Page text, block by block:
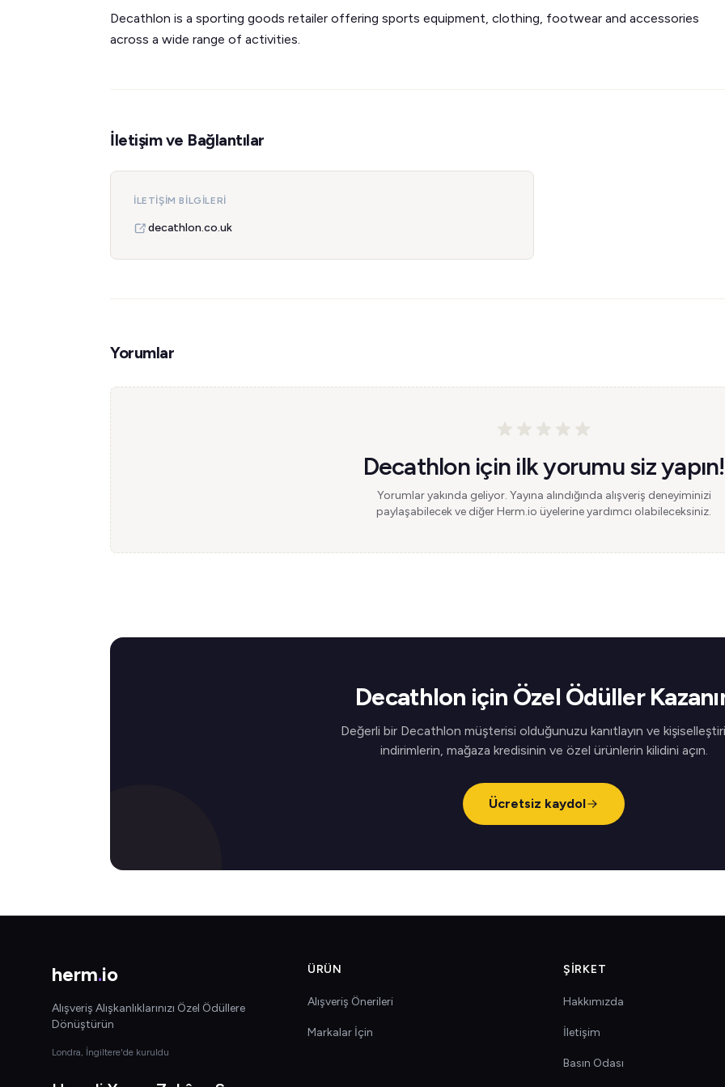
Decathlon is a sporting goods retailer offering sports equipment, clothing, footwear and accessories
across a wide range of activities.
İletişim ve Bağlantılar
İLETIŞIM BILGILERI
decathlon.co.uk
Yorumlar
Decathlon için ilk yorumu siz yapın!
Yorumlar yakında geliyor. Yayına alındığında alışveriş deneyiminizi
paylaşabilecek ve diğer Herm.io üyelerine yardımcı olabileceksiniz.
Decathlon için Özel Ödüller
Değerli bir Decathlon müşterisi olduğunuzu kanıtlayın ve
indirimlerin, mağaza kredisinin ve özel ürünlerin kilidini açın.
Ücretsiz kaydol
herm.io
Alışveriş Alışkanlıklarınızı Özel Ödüllere
Dönüştürün
Londra, İngiltere'de kuruldu
ÜRÜN
Alışveriş Önerileri
Markalar İçin
ŞIRKET
Hakkımızda
İletişim
Basın Odası